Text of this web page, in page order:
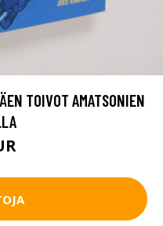
TOIVOT AMATSONIEN